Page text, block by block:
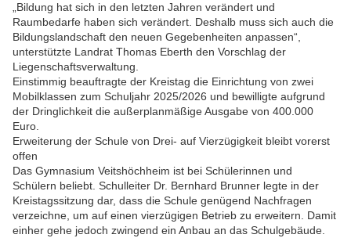
„Bildung hat sich in den letzten Jahren verändert und
Raumbedarfe haben sich verändert. Deshalb muss sich auch die
Bildungslandschaft den neuen Gegebenheiten anpassen“,
unterstützte Landrat Thomas Eberth den Vorschlag der
Liegenschaftsverwaltung.
Einstimmig beauftragte der Kreistag die Einrichtung von zwei
Mobilklassen zum Schuljahr 2025/2026 und bewilligte aufgrund
der Dringlichkeit die außerplanmäßige Ausgabe von 400.000
Euro.
Erweiterung der Schule von Drei- auf Vierzügigkeit bleibt vorerst
offen
Das Gymnasium Veitshöchheim ist bei Schülerinnen und
Schülern beliebt. Schulleiter Dr. Bernhard Brunner legte in der
Kreistagssitzung dar, dass die Schule genügend Nachfragen
verzeichne, um auf einen vierzügigen Betrieb zu erweitern. Damit
einher gehe jedoch zwingend ein Anbau an das Schulgebäude.